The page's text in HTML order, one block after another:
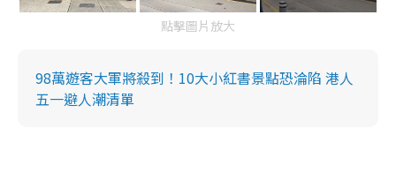
點擊圖片放大
98萬遊客大軍將殺到！10大小紅書景點恐淪陷 港人
五一避人潮清單